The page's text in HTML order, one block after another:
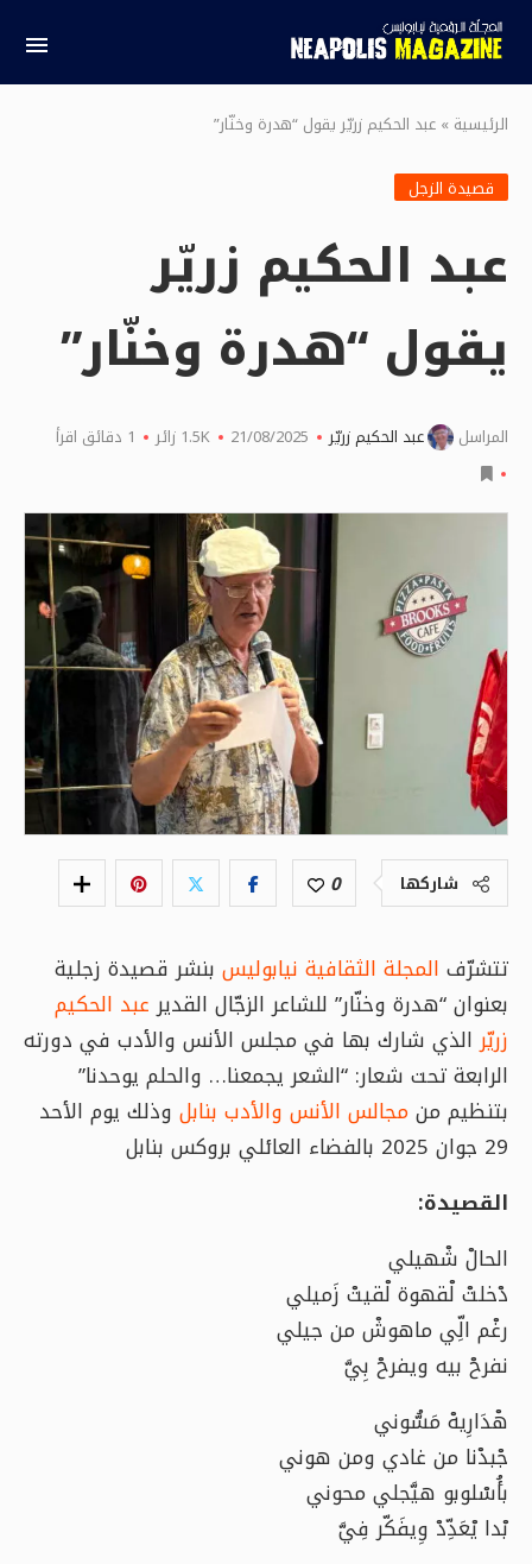
الرئيسية » عبد الحكيم زريّر يقول “هدرة وخنّار”
قصيدة الزجل
عبد الحكيم زريّر
يقول “هدرة وخنّار”
المراسل عبد الحكيم زريّر 21/08/2025
1.5K زائر
شاركها 0
تتشرّف المجلة الثقافية نيابوليس بنشر قصيدة زجلية
بعنوان “هدرة وخنّار” للشاعر الزجّال القدير عبد الحكيم
زريّرالذي شارك بها في مجلس الأنس والأدب في دورته
الرابعة تحت شعار: “الشعر يجمعنا… والحلم يوحدنا”
بتنظيم منمجالس الأنس والأدب بنابل وذلك يوم الأحد
29 جوان 2025 بالفضاء العائلي بروكس بنابل
القصيدة:
الحالْ شْهيلي
دْخلتْ لْقهوة لْقيتْ زَميلي
رغْم الِّي ماهوشْ من جيلي
نفرحْ بيه ويفرحْ بِيَّ
هْدَارِيهْ مَسُّوني
جْبدْنا من غادي ومن هوني
بأُسْلوبو هيَّجلي محوني
بْدا يْعَدِّدْ وِيفَكّر فِيَّ